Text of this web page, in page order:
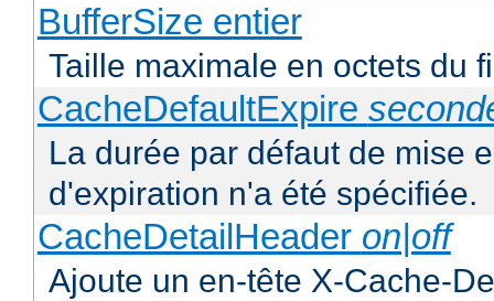
BufferSize entier
Taille maximale en octets du
CacheDefaultExpire
La durée par défaut de mise
d'expiration n'a été spécifiée.
CacheDetailHeader on|off
Ajoute un en-tête X-Cache-